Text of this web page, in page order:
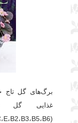
برگ‌های گل
غذایی گل